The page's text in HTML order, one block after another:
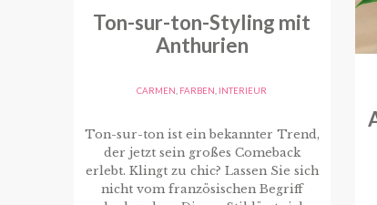
Ton-sur-ton-Styling mit
Anthurien
CARMEN, FARBEN, INTERIEUR
Ton-sur-ton ist ein bekannter Trend,
der jetzt sein großes Comeback
erlebt. Klingt zu chic? Lassen Sie sich
nicht vom französischen Begriff